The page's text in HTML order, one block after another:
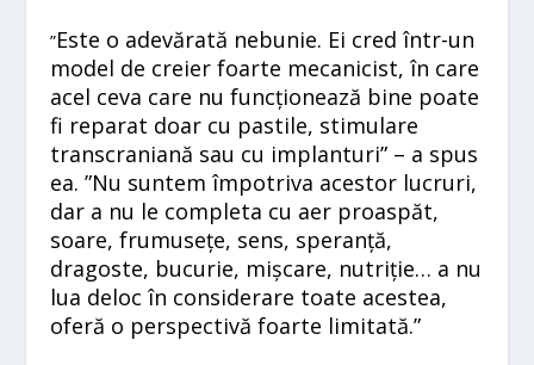
”Este o adevărată nebunie. Ei cred într-un
model de creier foarte mecanicist, în care
acel ceva care nu funcționează bine poate
fi reparat doar cu pastile, stimulare
transcraniană sau cu implanturi” – a spus
ea. ”Nu suntem împotriva acestor lucruri,
dar a nu le completa cu aer proaspăt,
soare, frumusețe, sens, speranță,
dragoste, bucurie, mișcare, nutriție… a nu
lua deloc în considerare toate acestea,
oferă o perspectivă foarte limitată.”